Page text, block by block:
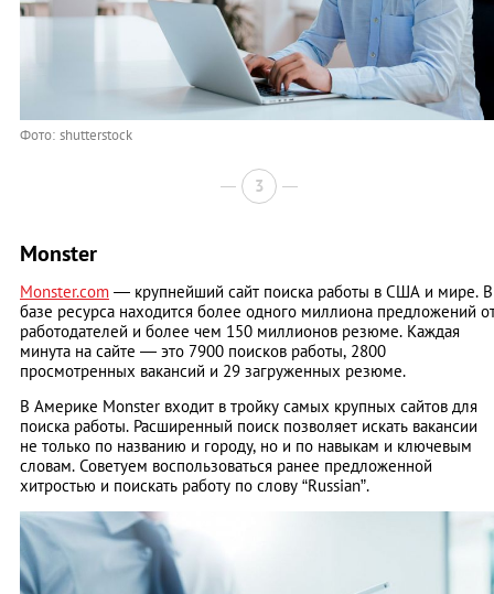
Фото: shutterstock
3
Monster
Monster.com — крупнейший сайт поиска работы в США и мире. В
базе ресурса находится более одного миллиона предложений
работодателей и более чем 150 миллионов резюме. Каждая
минута на сайте — это 7900 поисков работы, 2800
просмотренных вакансий и 29 загруженных резюме.
В Америке Monster входит в тройку самых крупных сайтов для
поиска работы. Расширенный поиск позволяет искать вакансии
не только по названию и городу, но и по навыкам и ключевым
словам. Советуем воспользоваться ранее предложенной
хитростью и поискать работу по слову “Russian”.